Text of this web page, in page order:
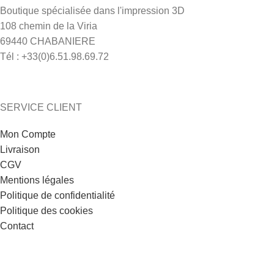
Vos avantages client
pour tout achat d’une
imprimante
Relation client privilégiée
Conseils personnalisés après
SAV et Réparation en France
Remise de 20% sur nos
formations sur mesure pour
bien démarrer dans
l’impression 3D (en présentiel
Boutique spécialisée dans l'impression 3D
108 chemin de la Viria
69440 CHABANIERE
Tél : +33(0)6.51.98.69.72
SERVICE CLIENT
Mon Compte
Livraison
CGV
Mentions légales
Politique de confidentialité
Politique des cookies
Contact